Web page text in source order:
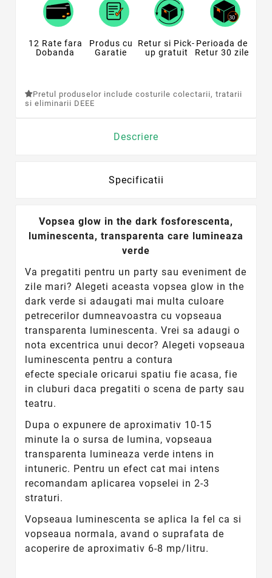
12 Rate fara
Dobanda
Produs cu
Garatie
Retur si Pick-
up gratuit
Perioada de
Retur 30 zile
Pretul produselor include costurile colectarii, tratarii
si eliminarii DEEE
Descriere
Specificatii
Vopsea glow in the dark fosforescenta,
luminescenta, transparenta care lumineaza
verde
Va pregatiti pentru un party sau eveniment de
zile mari? Alegeti aceasta vopsea glow in the
dark verde si adaugati mai multa culoare
petrecerilor dumneavoastra cu vopseaua
transparenta luminescenta. Vrei sa adaugi o
nota excentrica unui decor? Alegeti vopseaua
luminescenta pentru a contura
efecte speciale oricarui spatiu fie acasa, fie
in cluburi daca pregatiti o scena de party sau
teatru.
Dupa o expunere de aproximativ 10-15
minute la o sursa de lumina, vopseaua
transparenta lumineaza verde intens in
intuneric. Pentru un efect cat mai intens
recomandam aplicarea vopselei in 2-3
straturi.
Vopseaua luminescenta se aplica la fel ca si
vopseaua normala, avand o suprafata de
acoperire de aproximativ 6-8 mp/litru.